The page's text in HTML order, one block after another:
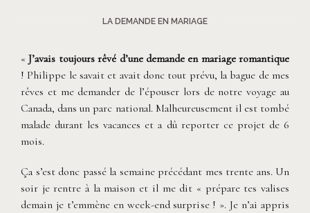
LA DEMANDE EN MARIAGE
«J’avais toujours rêvé d’une demande en mariage romantique
! Philippe le savait et avait donc tout prévu, la bague de mes
rêves et me demander de l’épouser lors de notre voyage au
Canada, dans un parc national. Malheureusement il est tombé
malade durant les vacances et a dû reporter ce projet de 6
mois.
Ça s’est donc passé la semaine précédant mes trente ans. Un
soir je rentre à la maison et il me dit « prépare tes valises
demain je t’emmène en week-end surprise ! ». Je n’ai appris